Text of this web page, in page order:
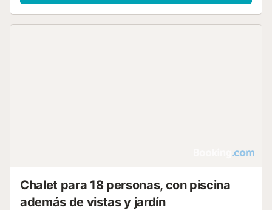
secadora. Bienvenido a nuestro alquiler de vacaciones con
proporcionan toallas de playa/piscina. Este alquiler cuenta
mediante paneles fotovoltaicos. Se han utilizado
materiales soste...
Chalet para 18 personas, con piscina
además de vistas y jardín